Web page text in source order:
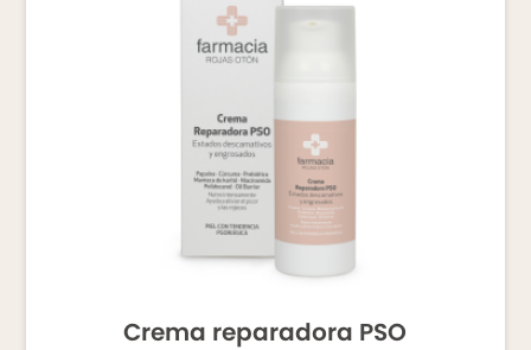
Crema reparadora PSO